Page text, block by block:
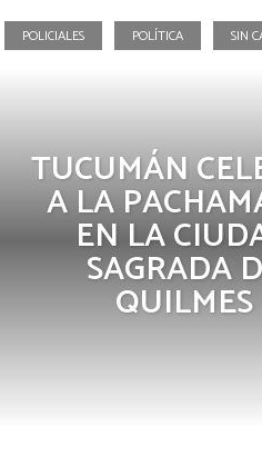
POLICIALES POLÍTICA SIN
TUCUMÁN
A LA
EN LA
SAGRADA
QUILMES